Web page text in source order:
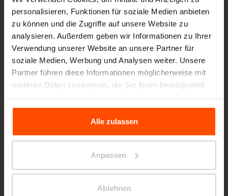
personalisieren, Funktionen für soziale Medien anbieten
zu können und die Zugriffe auf unsere Website zu
analysieren. Außerdem geben wir Informationen zu Ihrer
Verwendung unserer Website an unsere Partner für
soziale Medien, Werbung und Analysen weiter. Unsere
Partner führen diese Informationen möglicherweise mit
weiteren Daten zusammen, die Sie ihnen bereitgestellt
gesammelt haben.
Für weitere Informationen besuchen Sie bitte Principles
Alle zulassen
Anpassen
Ablehnen
Seattle – Popup park